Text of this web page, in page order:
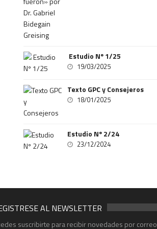
Estudio Nº 1/25
19/03/2025
Texto GPC y Consejeros
18/01/2025
Estudio Nº 2/24
23/12/2024
AL NEWSLETTER
suscribirte para recibir novedades por correo